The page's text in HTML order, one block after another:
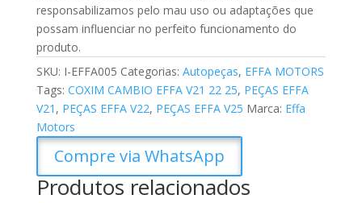
responsabilizamos pelo mau uso ou adaptações que
possam influenciar no perfeito funcionamento do
produto.
SKU: I-EFFA005 Categorias: Autopeças, EFFA MOTORS
Tags: COXIM CAMBIO EFFA V21 22 25, PEÇAS EFFA
V21 , PEÇAS EFFA V22, PEÇAS EFFA V25 Marca: Effa
Motors
Compre via WhatsApp
Produtos relacionados